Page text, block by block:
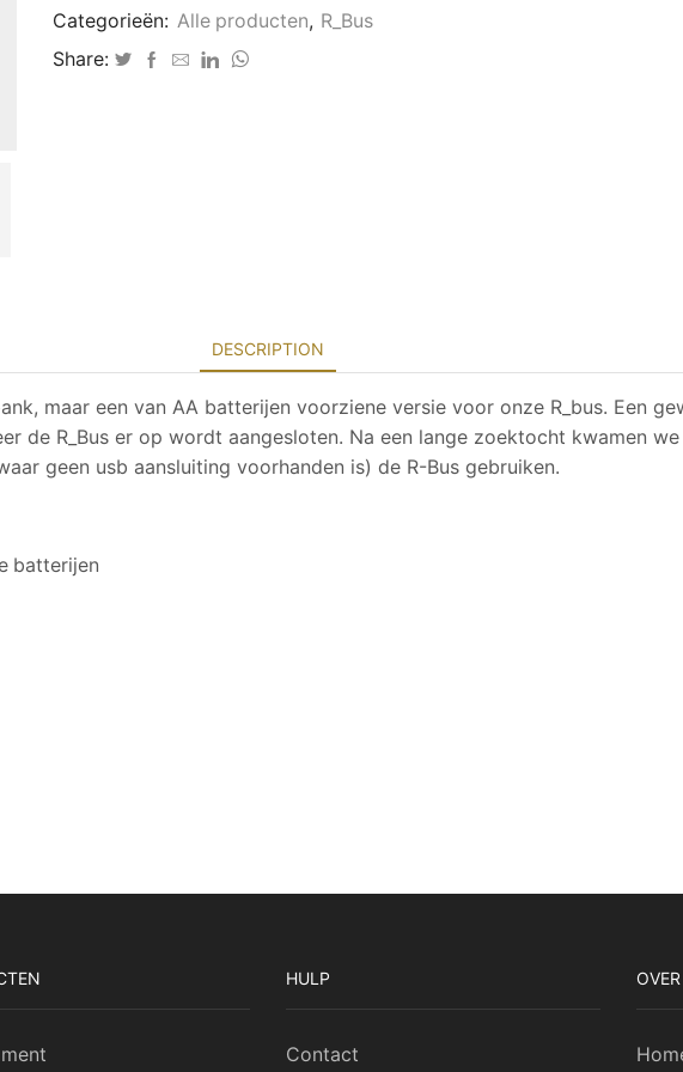
quantity
Categorieën: Alle producten, R_Bus
Share:
DESCRIPTION
maar een van AA batterijen voorziene versie voor onze R_bus. Een
de R_Bus er op wordt aangesloten. Na een lange zoektocht kwamen
geen usb aansluiting voorhanden is) de R-Bus gebruiken.
batterijen
HULP
Contact